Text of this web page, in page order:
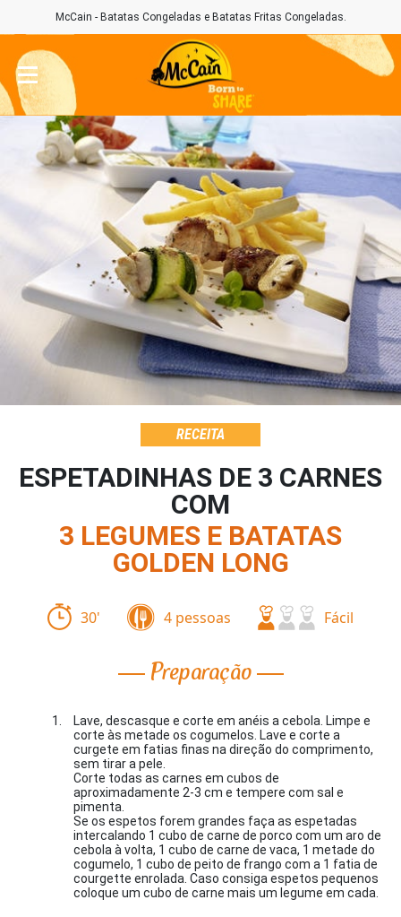
McCain - Batatas Congeladas e Batatas Fritas Congeladas.
RECEITA
ESPETADINHAS DE 3 CARNES
COM
3 LEGUMES E BATATAS
GOLDEN LONG
30' 4 pessoas Fácil
Preparação
Lave, descasque e corte em anéis a cebola. Limpe e
corte às metade os cogumelos. Lave e corte a
curgete em fatias finas na direção do comprimento,
sem tirar a pele.
Corte todas as carnes em cubos de
aproximadamente 2-3 cm e tempere com sal e
pimenta.
Se os espetos forem grandes faça as espetadas
intercalando 1 cubo de carne de porco com um aro de
cebola à volta, 1 cubo de carne de vaca, 1 metade do
cogumelo, 1 cubo de peito de frango com a 1 fatia de
courgette enrolada. Caso consiga espetos pequenos
coloque um cubo de carne mais um legume em cada.